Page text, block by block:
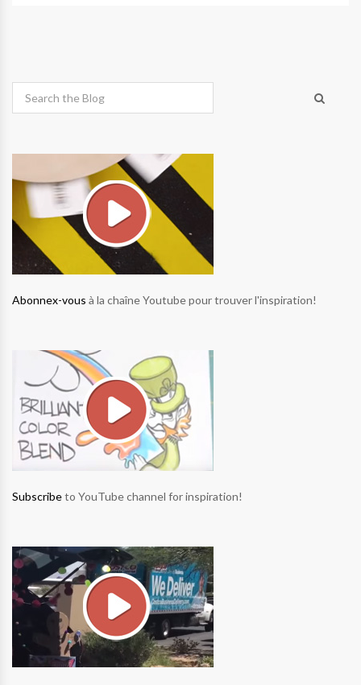
Abonnex-vous à la chaîne Youtube pour trouver l'inspiration!
Subscribeto YouTube channel for inspiration!